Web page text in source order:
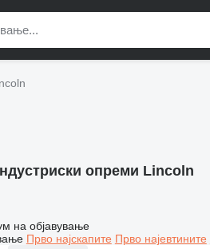
опреми Lincoln
на објавување
Прво најскапите Прво најевтините